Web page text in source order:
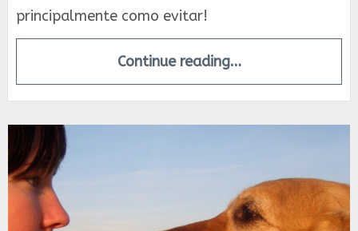
principalmente como evitar!
Continue reading…